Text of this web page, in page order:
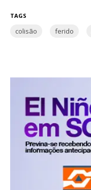
TAGS
colisão ferido